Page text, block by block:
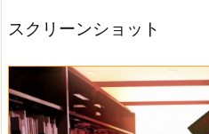
スクリーンショット